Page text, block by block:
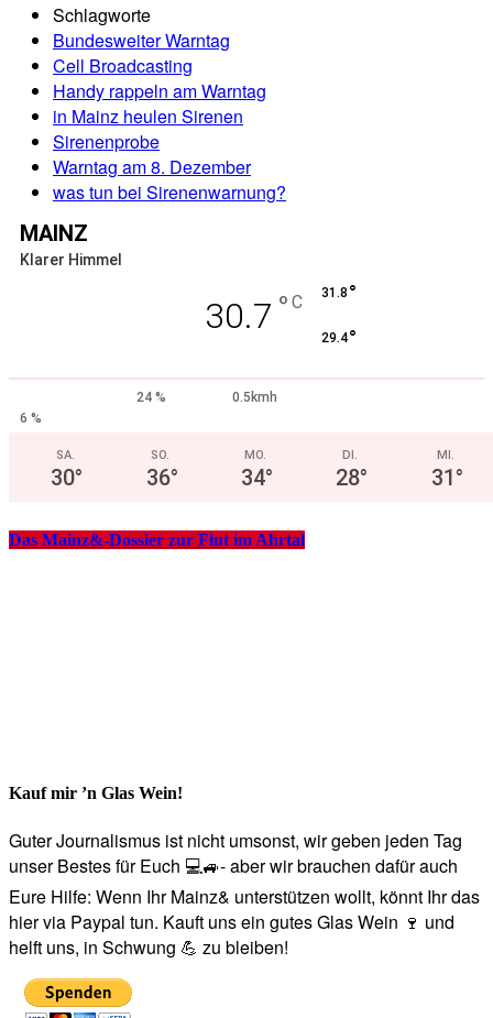
Schlagworte
Bundesweiter Warntag
Cell Broadcasting
Handy rappeln am Warntag
in Mainz heulen Sirenen
Sirenenprobe
Warntag am 8. Dezember
was tun bei Sirenenwarnung?
MAINZ
Klarer Himmel
30.7 ° C 31.8 °
29.4°
24 %
0.5kmh
6 %
SA.
30°
SO.
36°
MO.
34°
DI.
28°
MI.
31°
Das Mainz&-Dossier zur Flut im Ahrtal
Kauf mir ’n Glas Wein!
Guter Journalismus ist nicht umsonst, wir geben jeden Tag
unser Bestes für Euch 💻🚙- aber wir brauchen dafür auch
Eure Hilfe: Wenn Ihr Mainz& unterstützen wollt, könnt Ihr das
hier via Paypal tun. Kauft uns ein gutes Glas Wein 🍷 und
helft uns, in Schwung 💪 zu bleiben!